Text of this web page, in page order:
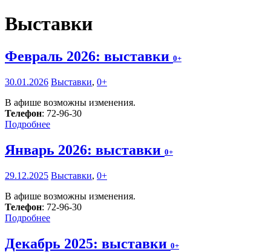
Выставки
Февраль 2026: выставки 0+
30.01.2026 Выставки, 0+
В афише возможны изменения.
Телефон: 72-96-30
Подробнее
Январь 2026: выставки 0+
29.12.2025 Выставки, 0+
В афише возможны изменения.
Телефон: 72-96-30
Подробнее
Декабрь 2025: выставки 0+